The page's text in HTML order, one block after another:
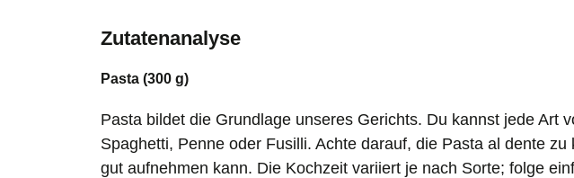
Zutatenanalyse
Pasta (300 g)
Pasta bildet die Grundlage unseres Gerichts. Du kannst jede Art
Spaghetti, Penne oder Fusilli. Achte darauf, die Pasta al dente
gut aufnehmen kann. Die Kochzeit variiert je nach Sorte; folge